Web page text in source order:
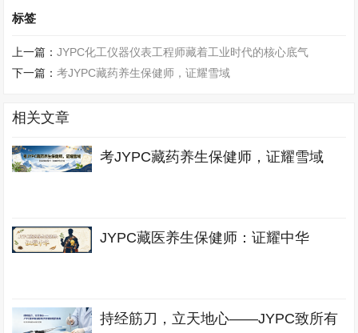
标签
上一篇：JYPC化工仪器仪表工程师藏着工业时代的核心底气
下一篇：考JYPC藏药养生保健师，证耀雪域
相关文章
考JYPC藏药养生保健师，证耀雪域
JYPC藏医养生保健师：证耀中华
持经筋刀，立天地心——JYPC致所有